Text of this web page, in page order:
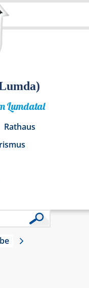
Lumdatal
Rathaus